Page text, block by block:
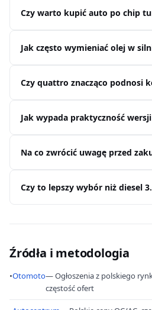
Czy warto kupić auto po chip
Jak często wymieniać olej w
Czy quattro znacząco podnosi
Jak wypada praktyczność
Na co zwrócić uwagę przed
Czy to lepszy wybór niż diesel
Źródła i metodologia
•Otomoto— Ogłoszenia z polskiego
częstość ofert